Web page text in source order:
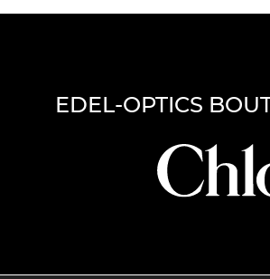
EDEL-OPTICS